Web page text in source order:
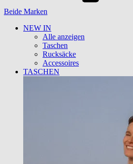
Beide Marken
NEW IN
Alle anzeigen
Taschen
Rucksäcke
Accessoires
TASCHEN